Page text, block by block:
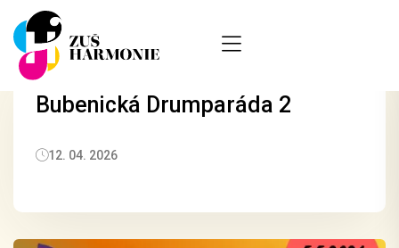
Bubenická Drumparáda 2
12. 04. 2026